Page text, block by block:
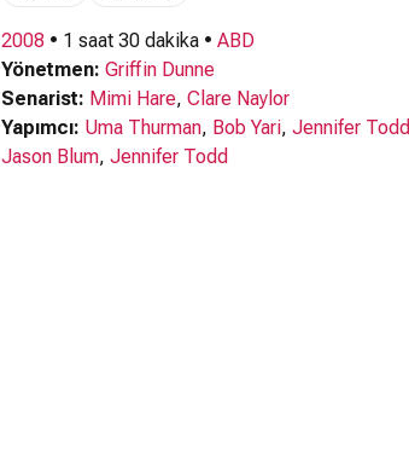
2008 • 1 saat 30 dakika • ABD
Yönetmen: Griffin Dunne
Senarist: Mimi Hare, Clare Naylor
Yapımcı: Uma Thurman, Bob Yari, Jennifer Todd
Jason Blum, Jennifer Todd